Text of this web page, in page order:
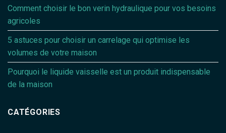
Comment choisir le bon verin hydraulique pour vos besoins
agricoles
5 astuces pour choisir un carrelage qui optimise les
volumes de votre maison
Pourquoi le liquide vaisselle est un produit indispensable
de la maison
CATÉGORIES